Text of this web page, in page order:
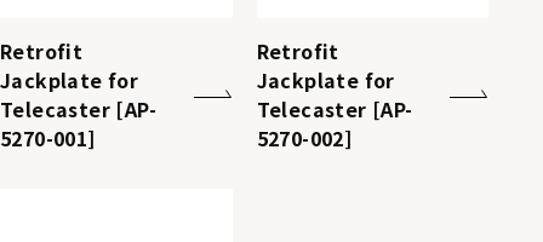
Retrofit
Jackplate for
Telecaster [AP-
5270-001]
Retrofit
Jackplate for
Telecaster [AP-
5270-002]